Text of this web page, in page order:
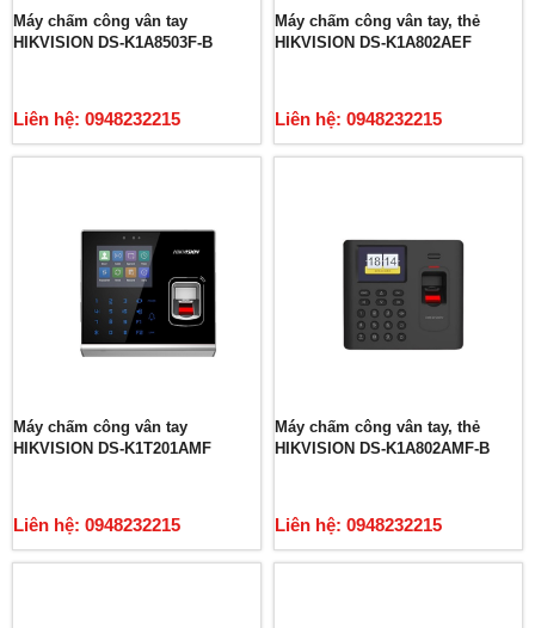
Máy chấm công vân tay
HIKVISION DS-K1A8503F-B
Liên hệ: 0948232215
Máy chấm công vân tay, thẻ
HIKVISION DS-K1A802AEF
Liên hệ: 0948232215
Máy chấm công vân tay
HIKVISION DS-K1T201AMF
Liên hệ: 0948232215
Máy chấm công vân tay, thẻ
HIKVISION DS-K1A802AMF-B
Liên hệ: 0948232215